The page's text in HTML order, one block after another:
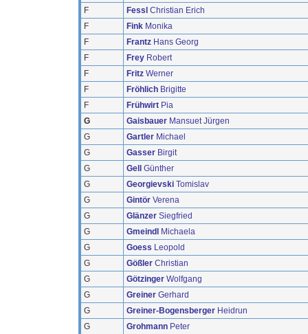
F
Fessl Christian Erich
F
Fink Monika
F
Frantz Hans Georg
F
Frey Robert
F
Fritz Werner
F
Fröhlich Brigitte
F
Frühwirt Pia
G
Gaisbauer Mansuet Jürgen
G
Gartler Michael
G
Gasser Birgit
G
Gell
Günther
G
Georgievski Tomislav
G
Gintör Verena
G
Glänzer Siegfried
G
Gmeindl
Michaela
G
Goess Leopold
G
Gößler Christian
G
Götzinger Wolfgang
G
Greiner Gerhard
G
Greiner-Bogensberger Heidrun
G
Grohmann Peter